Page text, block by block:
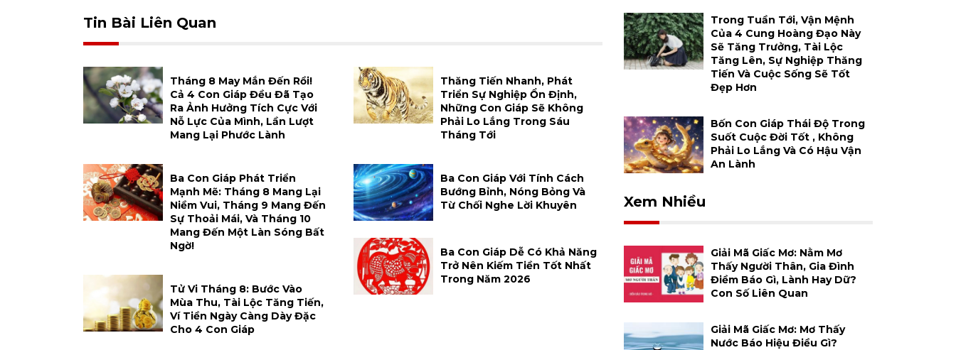
Tin Bài Liên Quan
Tháng 8 May Mắn Đến Rồi!
Cả 4 Con Giáp Đều Đã Tạo
Ra Ảnh Hưởng Tích Cực Với
Nỗ Lực Của Mình, Lần Lượt
Mang Lại Phước Lành
Ba Con Giáp Phát Triển
Mạnh Mẽ: Tháng 8 Mang Lại
Niềm Vui, Tháng 9 Mang Đến
Sự Thoải Mái, Và Tháng 10
Mang Đến Một Làn Sóng Bất
Ngờ!
Tử Vi Tháng 8: Bước Vào
Mùa Thu, Tài Lộc Tăng Tiến,
Ví Tiền Ngày Càng Dày Đặc
Cho 4 Con Giáp
Thăng Tiến Nhanh, Phát
Triển Sự Nghiệp Ổn Định,
Những Con Giáp Sẽ Không
Phải Lo Lắng Trong Sáu
Tháng Tới
Ba Con Giáp Với Tính Cách
Bướng Bỉnh, Nóng Bỏng Và
Từ Chối Nghe Lời Khuyên
Ba Con Giáp Dễ Có Khả Năng
Trở Nên Kiếm Tiền Tốt Nhất
Trong Năm 2026
Trong Tuần Tới, Vận Mệnh
Của 4 Cung Hoàng Đạo Này
Sẽ Tăng Trưởng, Tài Lộc
Tăng Lên, Sự Nghiệp Thăng
Tiến Và Cuộc Sống Sẽ Tốt
Đẹp Hơn
Bốn Con Giáp Thái Độ Trong
Suốt Cuộc Đời Tốt , Không
Phải Lo Lắng Và Có Hậu Vận
An Lành
Xem Nhiều
Giải Mã Giấc Mơ: Nằm Mơ
Thấy Người Thân, Gia Đình
Điềm Báo Gì, Lành Hay Dữ?
Con Số Liên Quan
Giải Mã Giấc Mơ: Mơ Thấy
Nước Báo Hiệu Điều Gì?